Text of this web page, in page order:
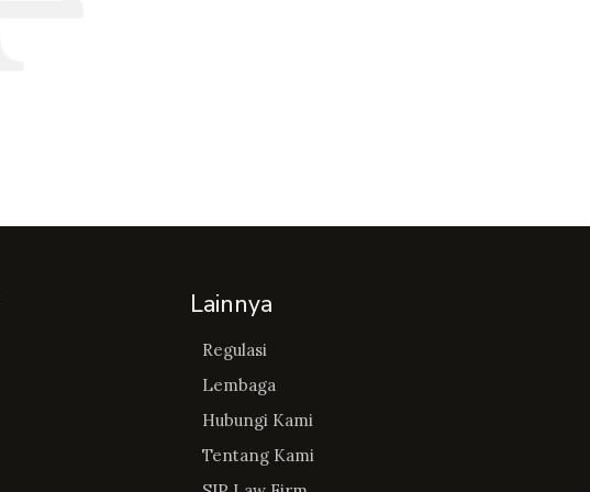
Lainnya
Regulasi
Lembaga
Hubungi Kami
Tentang Kami